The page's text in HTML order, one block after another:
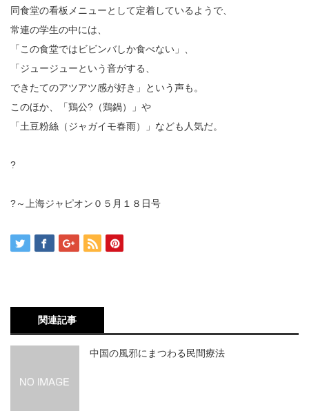
同食堂の看板メニューとして定着しているようで、
常連の学生の中には、
「この食堂ではビビンバしか食べない」、
「ジュージューという音がする、
できたてのアツアツ感が好き」という声も。
このほか、「鶏公?（鶏鍋）」や
「土豆粉絲（ジャガイモ春雨）」なども人気だ。
?
?～上海ジャピオン０５月１８日号
関連記事
中国の風邪にまつわる民間療法